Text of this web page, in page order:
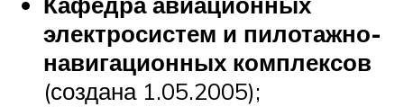
электросистем и пилотажно-
навигационных комплексов
(создана 1.05.2005);